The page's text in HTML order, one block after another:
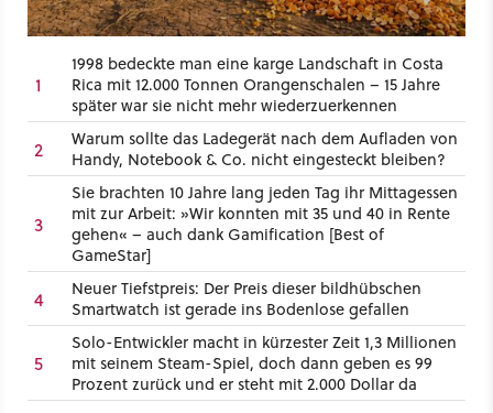
1
1998 bedeckte man eine karge Landschaft in Costa
Rica mit 12.000 Tonnen Orangenschalen – 15 Jahre
später war sie nicht mehr wiederzuerkennen
2
Warum sollte das Ladegerät nach dem Aufladen von
Handy, Notebook & Co. nicht eingesteckt bleiben?
3
Sie brachten 10 Jahre lang jeden Tag ihr Mittagessen
mit zur Arbeit: »Wir konnten mit 35 und 40 in Rente
gehen« – auch dank Gamification [Best of
GameStar]
4
Neuer Tiefstpreis: Der Preis dieser bildhübschen
Smartwatch ist gerade ins Bodenlose gefallen
5
Solo-Entwickler macht in kürzester Zeit 1,3 Millionen
mit seinem Steam-Spiel, doch dann geben es 99
Prozent zurück und er steht mit 2.000 Dollar da